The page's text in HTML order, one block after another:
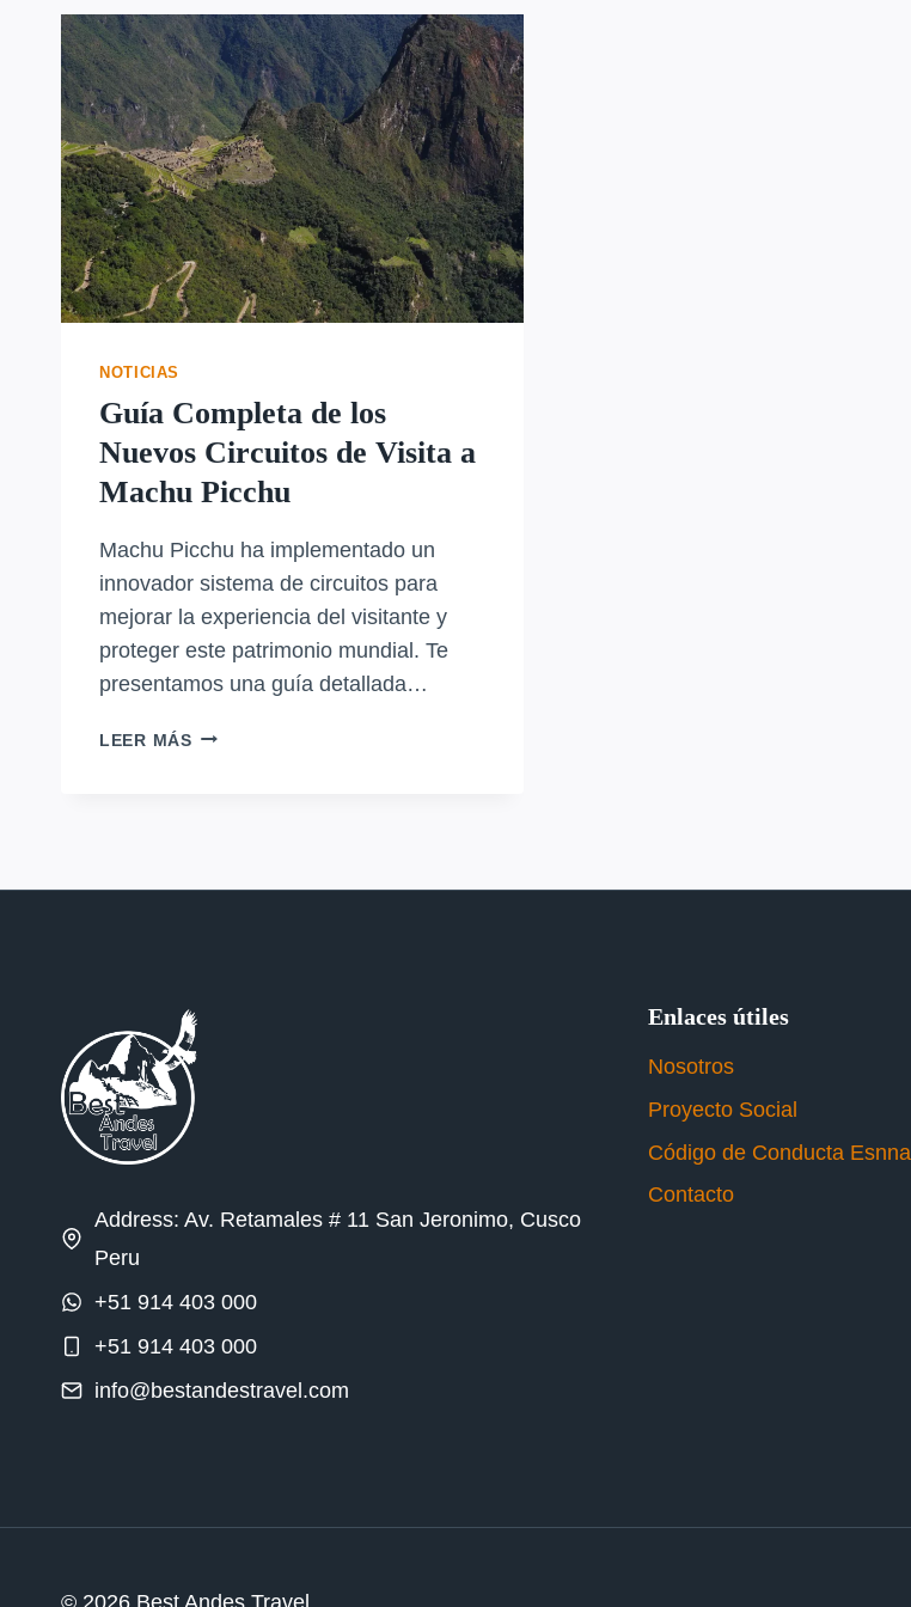
NOTICIAS
Guía Completa de los
Nuevos Circuitos de Visita a
Machu Picchu
Machu Picchu ha implementado un
innovador sistema de circuitos para
mejorar la experiencia del visitante y
proteger este patrimonio mundial. Te
presentamos una guía detallada…
LEER MÁSGUÍA
PICCHU
Address: Av. Retamales # 11 San Jeronimo, Cusco
Peru
+51 914 403 000
+51 914 403 000
info@bestandestravel.com
Enlaces útiles
Nosotros
Proyecto Social
Código de Conducta Esnna
Contacto